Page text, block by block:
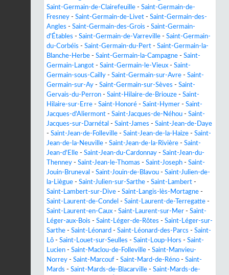
Saint-Germain-de-Clairefeuille - Saint-Germain-de-
Fresney - Saint-Germain-de-Livet - Saint-Germain-des-
Angles - Saint-Germain-des-Grois - Saint-Germain-
d'Étables - Saint-Germain-de-Varreville - Saint-Germain-
du-Corbéis - Saint-Germain-du-Pert - Saint-Germain-la-
Blanche-Herbe - Saint-Germain-la-Campagne - Saint-
Germain-Langot - Saint-Germain-le-Vieux - Saint-
Germain-sous-Cailly - Saint-Germain-sur-Avre - Saint-
Germain-sur-Ay - Saint-Germain-sur-Sèves - Saint-
Gervais-du-Perron - Saint-Hilaire-de-Briouze - Saint-
Hilaire-sur-Erre - Saint-Honoré - Saint-Hymer - Saint-
Jacques-d'Aliermont - Saint-Jacques-de-Néhou - Saint-
Jacques-sur-Darnétal - Saint-James - Saint-Jean-de-Daye
- Saint-Jean-de-Folleville - Saint-Jean-de-la-Haize - Saint-
Jean-de-la-Neuville - Saint-Jean-de-la-Rivière - Saint-
Jean-d'Elle - Saint-Jean-du-Cardonnay - Saint-Jean-du-
Thenney - Saint-Jean-le-Thomas - Saint-Joseph - Saint-
Jouin-Bruneval - Saint-Jouin-de-Blavou - Saint-Julien-de-
la-Liègue - Saint-Julien-sur-Sarthe - Saint-Lambert -
Saint-Lambert-sur-Dive - Saint-Langis-lès-Mortagne -
Saint-Laurent-de-Condel - Saint-Laurent-de-Terregatte -
Saint-Laurent-en-Caux - Saint-Laurent-sur-Mer - Saint-
Léger-aux-Bois - Saint-Léger-de-Rôtes - Saint-Léger-sur-
Sarthe - Saint-Léonard - Saint-Léonard-des-Parcs - Saint-
Lô - Saint-Louet-sur-Seulles - Saint-Loup-Hors - Saint-
Lucien - Saint-Maclou-de-Folleville - Saint-Manvieu-
Norrey - Saint-Marcouf - Saint-Mard-de-Réno - Saint-
Mards - Saint-Mards-de-Blacarville - Saint-Mards-de-